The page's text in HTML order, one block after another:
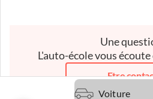
Une
L'auto-école vous
Etre
Voiture